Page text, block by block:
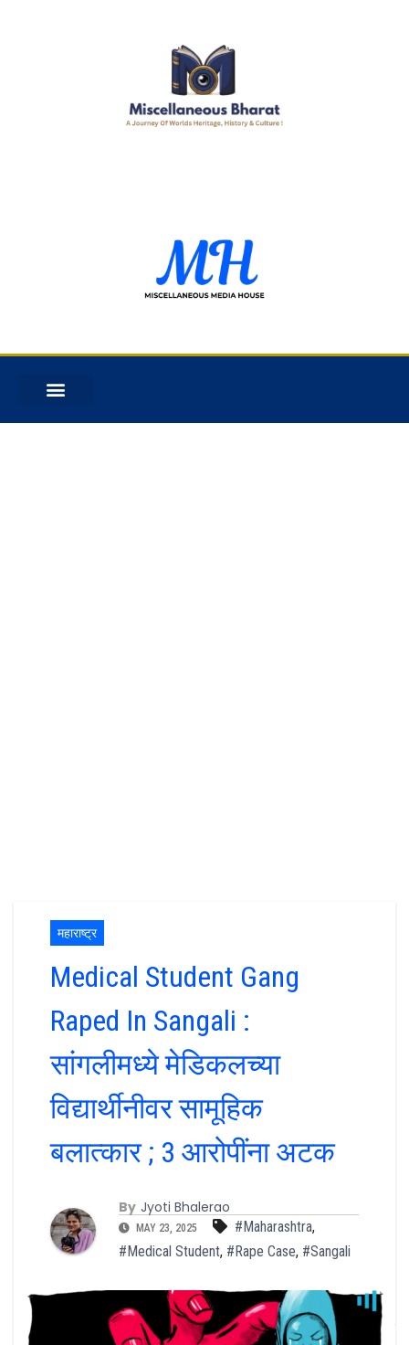
महाराष्ट्र
Medical Student Gang
Raped In Sangali :
सांगलीमध्ये मेडिकलच्या
विद्यार्थीनीवर सामूहिक
बलात्कार ; 3 आरोपींना अटक
By Jyoti Bhalerao
MAY 23, 2025 #Maharashtra,
#Medical Student, #Rape Case, #Sangali